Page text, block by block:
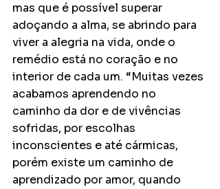
mas que é possível superar
adoçando a alma, se abrindo para
viver a alegria na vida, onde o
remédio está no coração e no
interior de cada um. “Muitas vezes
acabamos aprendendo no
caminho da dor e de vivências
sofridas, por escolhas
inconscientes e até cármicas,
porém existe um caminho de
aprendizado por amor, quando